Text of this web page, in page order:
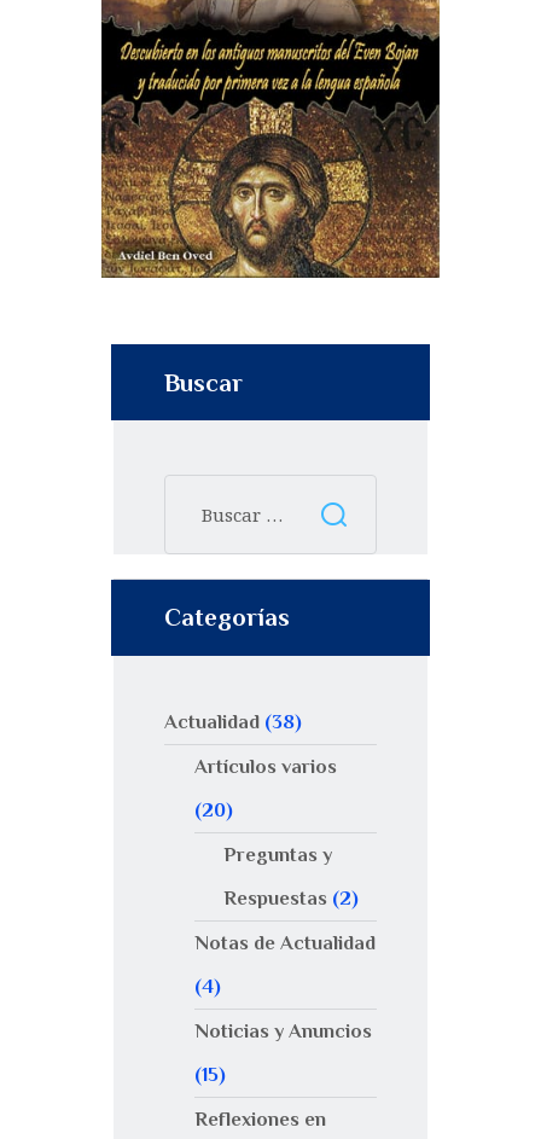
Buscar
Categorías
Actualidad (38)
Artículos varios
(20)
Preguntas y
Respuestas (2)
Notas de Actualidad
(4)
Noticias y Anuncios
(15)
Reflexiones en